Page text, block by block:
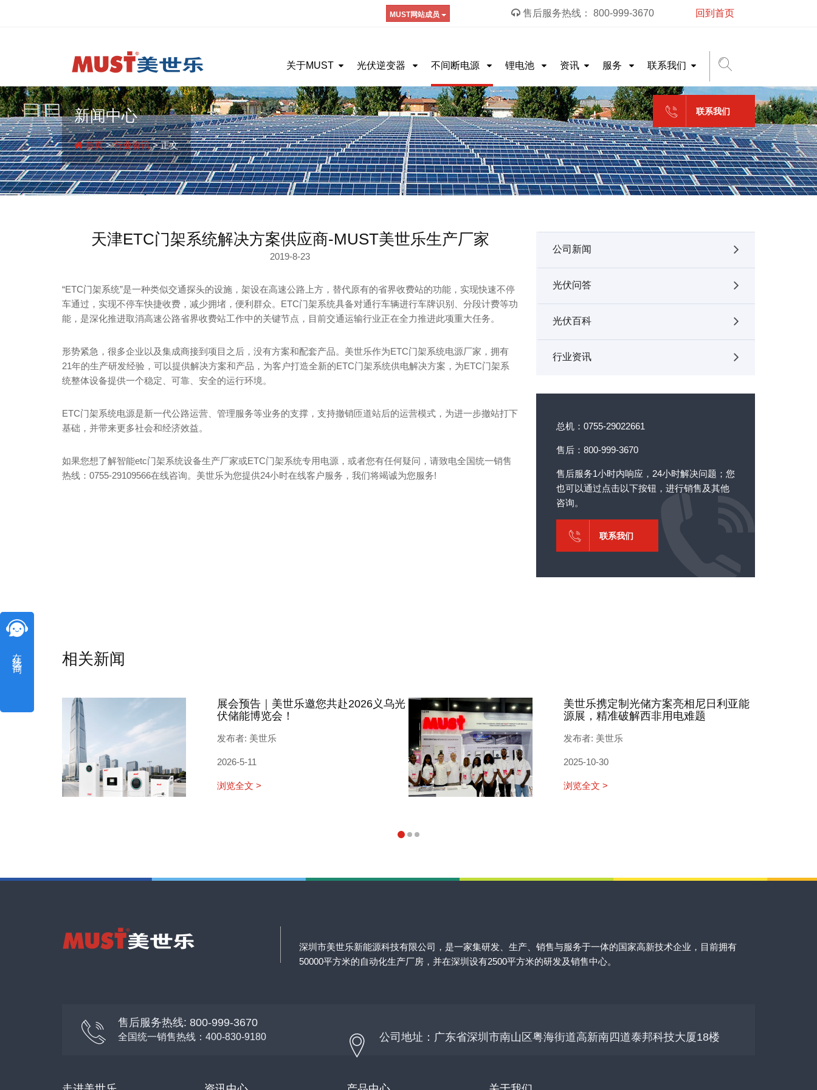
售后服务热线： 800-999-3670 回到首页
MUST网站成员
关于MUST 光伏逆变器 不间断电源 锂电池 资讯 服务 联系我们
新闻中心
首页>行业资讯> 正文
联系我们
天津ETC门架系统解决方案供应商-MUST美世乐生产厂家
2019-8-23
“ETC门架系统”是一种类似交通探头的设施，架设在高速公路上方，替代原有的省界收费站的功能，实现快速不停
车通过，实现不停车快捷收费，减少拥堵，便利群众。ETC门架系统具备对通行车辆进行车牌识别、分段计费等功
能，是深化推进取消高速公路省界收费站工作中的关键节点，目前交通运输行业正在全力推进此项重大任务。
形势紧急，很多企业以及集成商接到项目之后，没有方案和配套产品。美世乐作为ETC门架系统电源厂家，拥有
21年的生产研发经验，可以提供解决方案和产品，为客户打造全新的ETC门架系统供电解决方案，为ETC门架系
统整体设备提供一个稳定、可靠、安全的运行环境。
ETC门架系统电源是新一代公路运营、管理服务等业务的支撑，支持撤销匝道站后的运营模式，为进一步撤站打下
基础，并带来更多社会和经济效益。
如果您想了解智能etc门架系统设备生产厂家或ETC门架系统专用电源，或者您有任何疑问，请致电全国统一销售
热线：0755-29109566在线咨询。美世乐为您提供24小时在线客户服务，我们将竭诚为您服务!
公司新闻
光伏问答
光伏百科
行业资讯
总机：0755-29022661
售后：800-999-3670
售后服务1小时内响应，24小时解决问题；您
也可以通过点击以下按钮，进行销售及其他
咨询。
联系我们
相关新闻
展会预告｜美世乐邀您共赴2026义乌光
伏储能博览会！
发布者: 美世乐
2026-5-11
浏览全文 >
美世乐携定制光储方案亮相尼日利亚能
源展，精准破解西非用电难题
发布者: 美世乐
2025-10-30
浏览全文 >
深圳市美世乐新能源科技有限公司，是一家集研发、生产、销售与服务于一体的国家高新技术企业，目前拥有
50000平方米的自动化生产厂房，并在深圳设有2500平方米的研发及销售中心。
售后服务热线: 800-999-3670
全国统一销售热线：400-830-9180 公司地址：广东省深圳市南山区粤海街道高新南四道泰邦科技大厦18楼
在线咨询